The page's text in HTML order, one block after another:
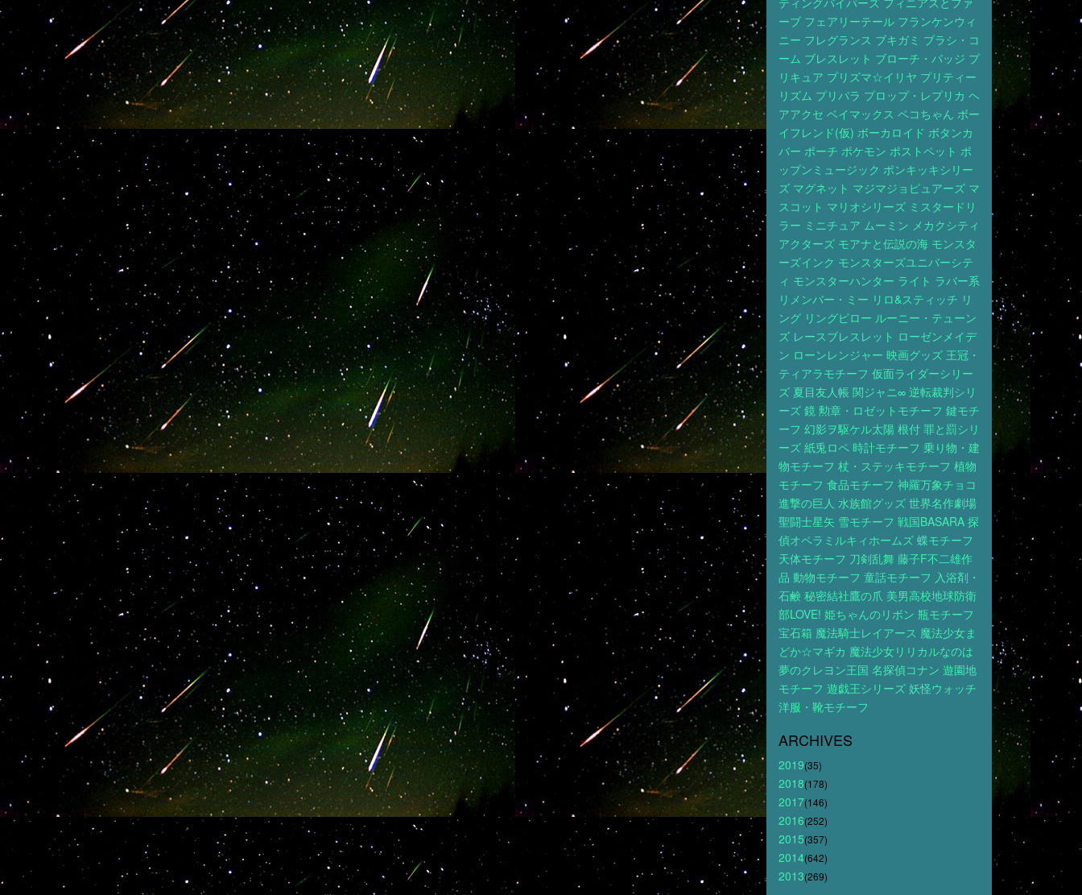
ーブ フェアリーテール フランケンウィ
ニー フレグランス ブキガミ ブラシ・コ
ーム ブレスレット ブローチ・バッジ プ
リキュア プリズマ☆イリヤ プリティー
リズム プリパラ プロップ・レプリカ ヘ
アアクセ ベイマックス ペコちゃん ボー
イフレンド(仮) ボーカロイド ボタンカ
バー ポーチ ポケモン ポストペット ポ
ップンミュージック ポンキッキシリー
ズ マグネット マジマジョピュアーズ マ
スコット マリオシリーズ ミスタードリ
ラー ミニチュア ムーミン メカクシティ
アクターズ モアナと伝説の海 モンスタ
ーズインク モンスターズユニバーシテ
ィ モンスターハンター ライト ラバー系
リメンバー・ミー リロ&スティッチ リ
ング リングピロー ルーニー・テューン
ズ レースブレスレット ローゼンメイデ
ン ローンレンジャー 映画グッズ 王冠・
ティアラモチーフ 仮面ライダーシリー
ズ 夏目友人帳 関ジャニ∞ 逆転裁判シリ
ーズ 鏡 勲章・ロゼットモチーフ 鍵モチ
ーフ 幻影ヲ駆ケル太陽 根付 罪と罰シリ
ーズ 紙兎ロペ 時計モチーフ 乗り物・建
物モチーフ 杖・ステッキモチーフ 植物
モチーフ 食品モチーフ 神羅万象チョコ
進撃の巨人 水族館グッズ 世界名作劇場
聖闘士星矢 雪モチーフ 戦国BASARA 探
偵オペラミルキィホームズ 蝶モチーフ
天体モチーフ 刀剣乱舞 藤子F不二雄作
品 動物モチーフ 童話モチーフ 入浴剤・
石鹸 秘密結社鷹の爪 美男高校地球防衛
部LOVE! 姫ちゃんのリボン 瓶モチーフ
宝石箱 魔法騎士レイアース 魔法少女ま
どか☆マギカ 魔法少女リリカルなのは
夢のクレヨン王国 名探偵コナン 遊園地
モチーフ 遊戯王シリーズ 妖怪ウォッチ
洋服・靴モチーフ
ARCHIVES
2019(35)
2018(178)
2017(146)
2016(252)
2015(357)
2014(642)
2013(269)